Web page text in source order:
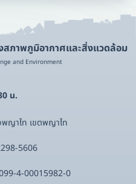
สภาพภูมิอากาศและสิ่งแวดล้อม
and Environment
น.
ญาไท เขตพญาไท
5606
4-00015982-0